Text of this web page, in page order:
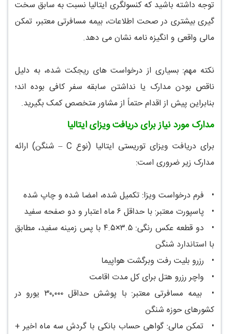
توجه داشته باشید که کنسولگری ایتالیا نسبت به سابق سخت
گیری بیشتری در صحت اطلاعات، بیمه مسافرتی معتبر، تمکن
مالی واقعی و انگیزه نامه نشان می دهد.
نکته مهم: بسیاری از درخواست های ریجکت شده، به دلیل
ناقص بودن مدارک یا نداشتن سابقه سفر کافی بوده اند؛
بنابراین پیش از اقدام حتماً از مشاور متخصص کمک بگیرید.
مدارک مورد نیاز برای دریافت ویزای ایتالیا
برای دریافت ویزای توریستی ایتالیا (نوع C – شنگن) ارائه
مدارک زیر ضروری است:
•
فرم درخواست ویزا: تکمیل شده، امضا شده و چاپ شده
•
پاسپورت معتبر: با حداقل ۶ ماه اعتبار و دو صفحه سفید
•
دو قطعه عکس رنگی: ۳.۵×۴.۵ با پس زمینه سفید، مطابق
با استاندارد شنگن
•
رزرو بلیت رفت وبرگشت هواپیما
•
واچر رزرو هتل برای کل مدت اقامت
•
بیمه مسافرتی معتبر: با پوشش حداقل ۳۰٬۰۰۰ یورو در
کشورهای حوزه شنگن
•
تمکن مالی: گواهی حساب بانکی با گردش سه ماه اخیر +